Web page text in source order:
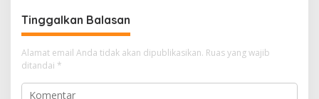
Tinggalkan Balasan
Alamat email Anda tidak akan dipublikasikan. Ruas yang wajib
ditandai *